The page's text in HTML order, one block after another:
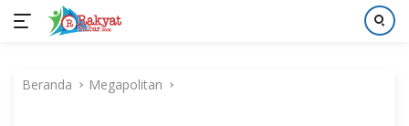
kontenBeranda Megapolitan